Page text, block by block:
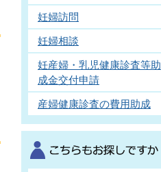
妊婦訪問
妊婦相談
妊産婦・乳児健康診査等助
成金交付申請
産婦健康診査の費用助成